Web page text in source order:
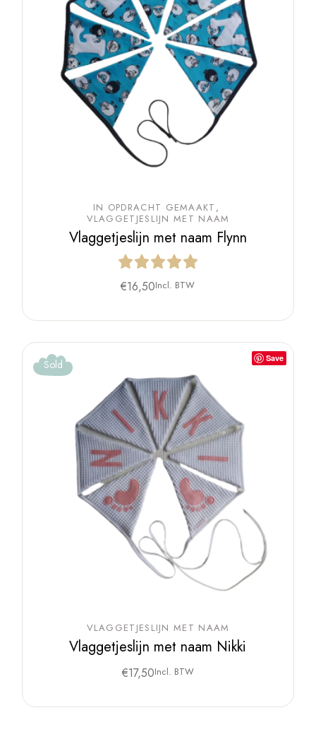
IN OPDRACHT GEMAAKT
VLAGGETJESLIJN MET NAAM
Vlaggetjeslijn met naam Flynn
€16,50Incl. BTW
Save
Sold
VLAGGETJESLIJN MET NAAM
Vlaggetjeslijn met naam Nikki
€17,50Incl. BTW